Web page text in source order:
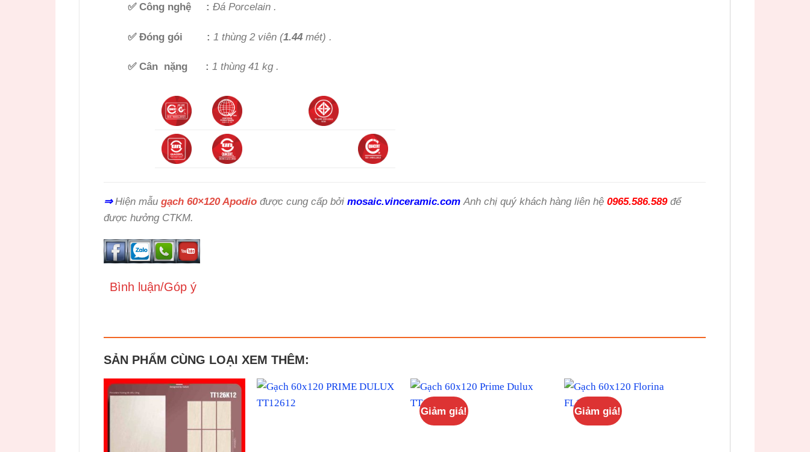
✅ Công nghệ : Đá Porcelain .
✅ Đóng gói : 1 thùng 2 viên (1.44mét) .
✅ Cân nặng : 1 thùng 41 kg .
⇒ Hiện mẫu gạch 60×120 Apodiođược cung cấp bởi mosaic.vinceramic.com Anh chị quý khách hàng liên hệ 0965.586.589để
được hưởng CTKM.
Bình luận/Góp ý
SẢN PHẨM CÙNG LOẠI XEM THÊM:
Giảm giá! Giảm giá!